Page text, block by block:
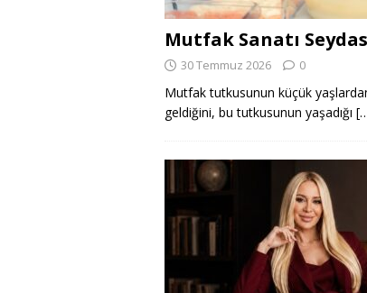
Mutfak Sanatı
30 Temmuz 2026 0
Mutfak tutkusunun küçük
geldiğini, bu tutkusunun yaşadığı